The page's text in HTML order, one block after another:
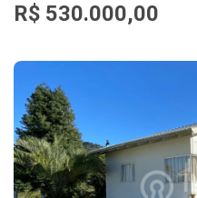
R$ 530.000,00